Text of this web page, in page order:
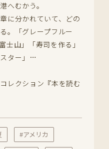
へむかう。
に分かれていて、どの
。「グレープフルー
士山」「寿司を作る」
スター」…
レクション『本を読む
#アメリカ